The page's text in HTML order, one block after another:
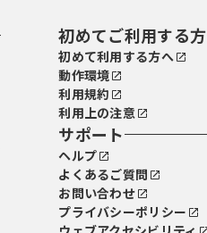
初めてご利用する方
初めて利用する方へ
動作環境
利用規約
利用上の注意
サポート
ヘルプ
よくあるご質問
お問い合わせ
プライバシーポリシー